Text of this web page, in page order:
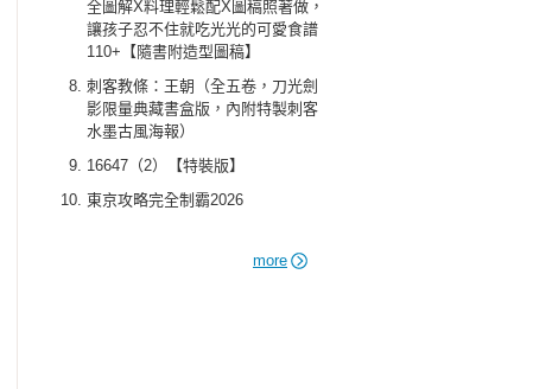
全圖解X料理輕鬆配X圖稿照著做，
讓孩子忍不住就吃光光的可愛食譜
110+【隨書附造型圖稿】
刺客教條：王朝（全五卷，刀光劍
影限量典藏書盒版，內附特製刺客
水墨古風海報）
16647（2）【特裝版】
東京攻略完全制霸2026
more